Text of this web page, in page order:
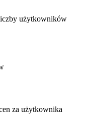
użytkowników
za użytkownika